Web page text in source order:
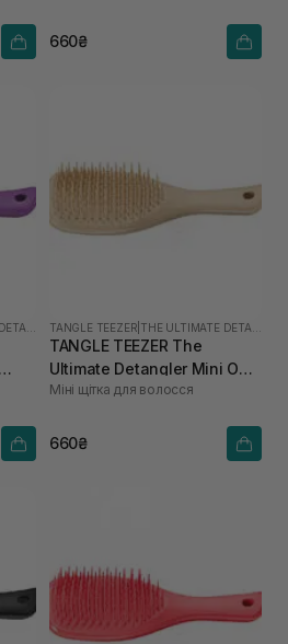
660₴
TANGLE TEEZER
TANGLE TEEZER The
Ultimate Detangler Mini Oat
Cream
Міні щітка для волосся
660₴